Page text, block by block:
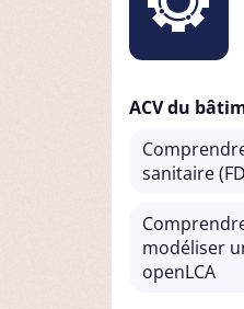
ACV du
sanitaire
modéliser
openLCA